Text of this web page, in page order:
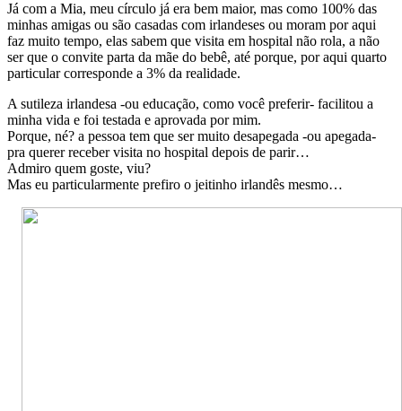
Já com a Mia, meu círculo já era bem maior, mas como 100% das
minhas amigas ou são casadas com irlandeses ou moram por aqui
faz muito tempo, elas sabem que visita em hospital não rola, a não
ser que o convite parta da mãe do bebê, até porque, por aqui quarto
particular corresponde a 3% da realidade.
A sutileza irlandesa -ou educação, como você preferir- facilitou a
minha vida e foi testada e aprovada por mim.
Porque, né? a pessoa tem que ser muito desapegada -ou apegada-
pra querer receber visita no hospital depois de parir…
Admiro quem goste, viu?
Mas eu particularmente prefiro o jeitinho irlandês mesmo…